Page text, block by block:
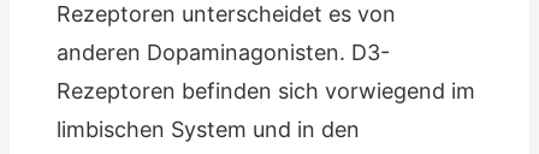
Rezeptoren unterscheidet es von
anderen Dopaminagonisten. D3-
Rezeptoren befinden sich vorwiegend im
limbischen System und in den